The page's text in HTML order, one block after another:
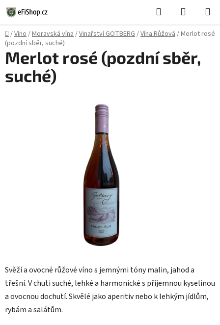
Přejít
na
obsah
Hledat
KOŠÍK
Domů
/Víno/Moravská vína/Vinařství GOTBERG/Vína Růžová/Merlot rosé
(pozdní sběr, suché)
Svěží a ovocné růžové víno s jemnými tóny malin, jahod a
třešní. V chuti suché, lehké a harmonické s příjemnou kyselinou
a ovocnou dochutí. Skvělé jako aperitiv nebo k lehkým jídlům,
rybám a salátům.
Merlot rosé (pozdní sběr,
suché)